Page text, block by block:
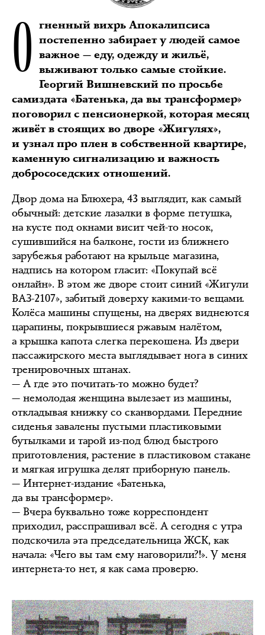
О гненный вихрь Апокалипсиса
постепенно забирает у людей самое
важное — еду, одежду и жильё,
выживают только самые стойкие.
Георгий Вишневский по просьбе
самиздата «Батенька, да вы трансформер»
поговорил с пенсионеркой, которая месяц
живёт в стоящих во дворе «Жигулях»,
и узнал про плен в собственной квартире,
каменную сигнализацию и важность
добрососедских отношений.
Двор дома на Блюхера, 43 выглядит, как самый
обычный: детские лазалки в форме петушка,
на кусте под окнами висит чей-то носок,
сушившийся на балконе, гости из ближнего
зарубежья работают на крыльце магазина,
надпись на котором гласит: «Покупай всё
онлайн». В этом же дворе стоит синий «Жигули
ВАЗ-2107», забитый доверху какими-то вещами.
Колёса машины спущены, на дверях виднеются
царапины, покрывшиеся ржавым налётом,
а крышка капота слегка перекошена. Из двери
пассажирского места выглядывает нога в синих
тренировочных штанах.
— А где это почитать-то можно будет?
— немолодая женщина вылезает из машины,
откладывая книжку со сканвордами. Передние
сиденья завалены пустыми пластиковыми
бутылками и тарой из-под блюд быстрого
приготовления, растение в пластиковом стакане
и мягкая игрушка делят приборную панель.
— Интернет-издание «Батенька,
да вы трансформер».
— Вчера буквально тоже корреспондент
приходил, расспрашивал всё. А сегодня с утра
подскочила эта председательница ЖСК, как
начала: «Чего вы там ему наговорили?!». У меня
интернета-то нет, я как сама проверю.